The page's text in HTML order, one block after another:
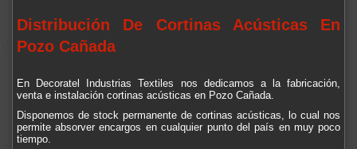
Distribución De Cortinas Acústicas En
Pozo Cañada
En Decoratel Industrias Textiles nos dedicamos a la fabricación,
venta e instalación cortinas acústicas en Pozo Cañada.
Disponemos de stock permanente de cortinas acústicas, lo cual nos
permite absorver encargos en cualquier punto del país en muy poco
tiempo.